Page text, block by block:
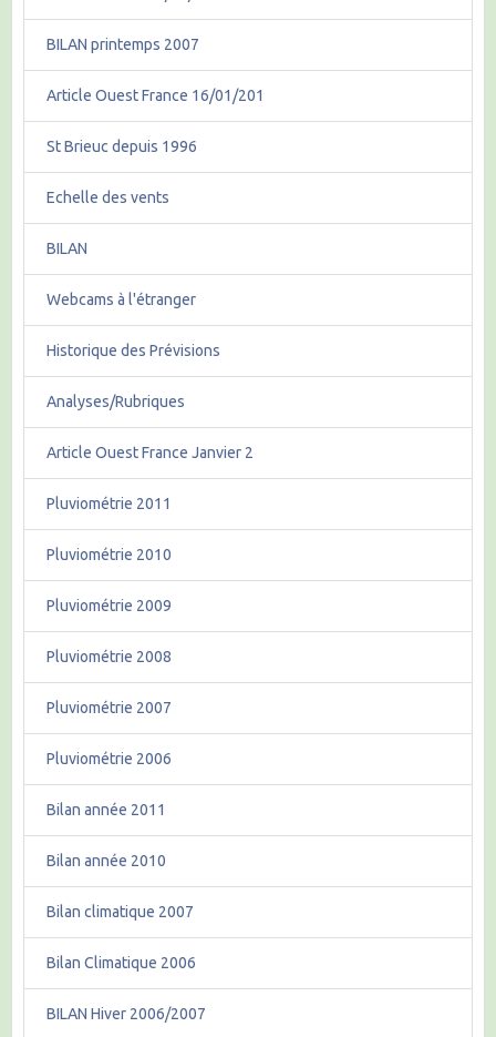
BILAN printemps 2007
Article Ouest France 16/01/201
St Brieuc depuis 1996
Echelle des vents
BILAN
Webcams à l'étranger
Historique des Prévisions
Analyses/Rubriques
Article Ouest France Janvier 2
Pluviométrie 2011
Pluviométrie 2010
Pluviométrie 2009
Pluviométrie 2008
Pluviométrie 2007
Pluviométrie 2006
Bilan année 2011
Bilan année 2010
Bilan climatique 2007
Bilan Climatique 2006
BILAN Hiver 2006/2007